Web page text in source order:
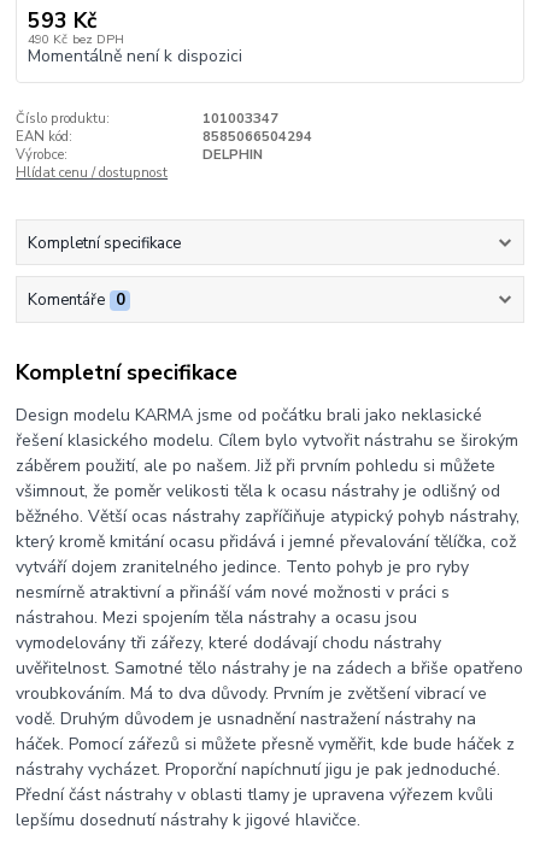
593 Kč
490 Kč bez DPH
Momentálně není k dispozici
Číslo produktu:
101003347
EAN kód:
8585066504294
Výrobce:
DELPHIN
Hlídat cenu / dostupnost
Kompletní specifikace
Komentáře 0
Kompletní specifikace
Design modelu KARMA jsme od počátku brali jako neklasické
řešení klasického modelu. Cílem bylo vytvořit nástrahu se širokým
záběrem použití, ale po našem. Již při prvním pohledu si můžete
všimnout, že poměr velikosti těla k ocasu nástrahy je odlišný od
běžného. Větší ocas nástrahy zapříčiňuje atypický pohyb nástrahy,
který kromě kmitání ocasu přidává i jemné převalování tělíčka, což
vytváří dojem zranitelného jedince. Tento pohyb je pro ryby
nesmírně atraktivní a přináší vám nové možnosti v práci s
nástrahou. Mezi spojením těla nástrahy a ocasu jsou
vymodelovány tři zářezy, které dodávají chodu nástrahy
uvěřitelnost. Samotné tělo nástrahy je na zádech a břiše opatřeno
vroubkováním. Má to dva důvody. Prvním je zvětšení vibrací ve
vodě. Druhým důvodem je usnadnění nastražení nástrahy na
háček. Pomocí zářezů si můžete přesně vyměřit, kde bude háček z
nástrahy vycházet. Proporční napíchnutí jigu je pak jednoduché.
Přední část nástrahy v oblasti tlamy je upravena výřezem kvůli
lepšímu dosednutí nástrahy k jigové hlavičce.